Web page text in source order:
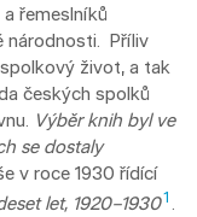
řemeslníků
národnosti. Příliv
život, a tak
českých spolků
Výběr knih byl ve
se dostaly
v roce 1930 řídící
let, 1920–19301 .